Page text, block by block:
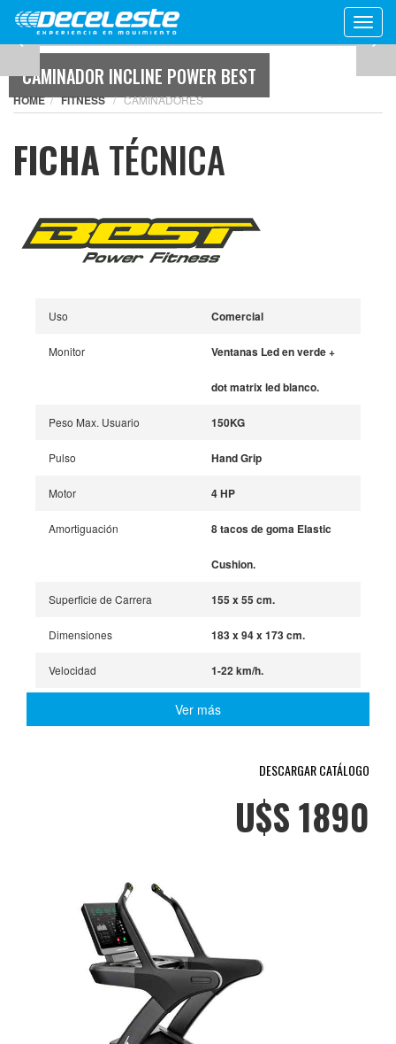
CAMINADOR INCLINE POWER BEST
HOME FITNESS CAMINADORES
FICHA TÉCNICA
Uso Comercial
Monitor Ventanas Led en verde +
dot matrix led blanco.
Peso Max. Usuario 150KG
Pulso Hand Grip
Motor 4 HP
Amortiguación 8 tacos de goma Elastic
Cushion.
Superficie de Carrera 155 x 55 cm.
Dimensiones 183 x 94 x 173 cm.
Velocidad 1-22 km/h.
- 6% a 42%
lado de la plataforma de
carrera: Informa usando
Descripción
diseñados + 3 manuales.
Velocidad por franja de
Ver más
DESCARGAR CATÁLOGO
U$S 1890